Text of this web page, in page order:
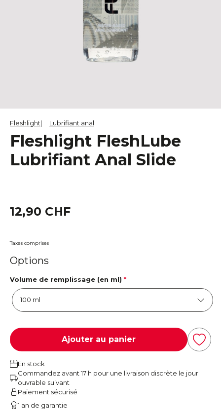
Fleshlight Lubrifiant anal
Fleshlight FleshLube
Lubrifiant Anal Slide
12,90 CHF
Taxes comprises
Options
Volume de remplissage (en ml) *
Ajouter au panier
En stock
Commandez avant 17 h pour une livraison discrète le jour
ouvrable suivant
Paiement sécurisé
1 an de garantie